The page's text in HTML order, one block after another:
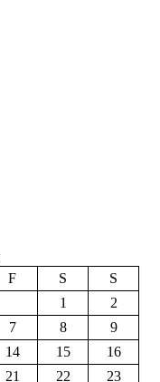
F S
S
1
2
7 8
9
14 15
16
21 22 23